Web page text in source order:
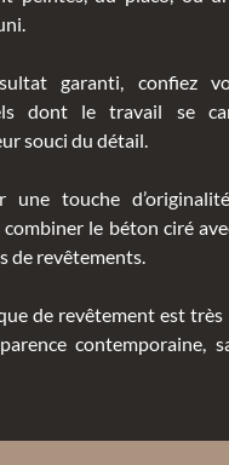
garanti, confiez
dont le travail se
souci du détail.
une touche
combiner le béton ciré
de revêtements.
de revêtement est très
contemporaine,